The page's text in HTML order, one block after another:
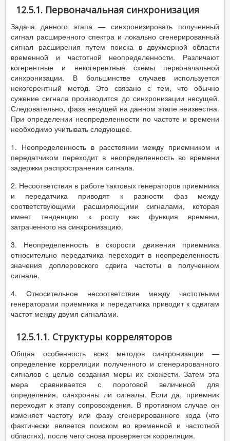
12.5.1. Первоначальная синхронизация
Задача данного этапа — синхронизировать полученный
сигнал расширенного спектра и локально сгенерированный
сигнал расширения путем поиска в двухмерной области
временной и частотной неопределенности. Различают
когерентные и некогерентные схемы первоначальной
синхронизации. В большинстве случаев используется
некогерентный метод. Это связано с тем, что обычно
сужение сигнала производится до синхронизации несущей.
Следовательно, фаза несущей на данном этапе неизвестна.
При определении неопределенности по частоте и времени
необходимо учитывать следующее.
1. Неопределенность в расстоянии между приемником и
передатчиком переходит в неопределенность во времени
задержки распространения сигнала.
2. Несоответствия в работе тактовых генераторов приемника
и передатчика приводят к разности фаз между
соответствующими расширяющими сигналами, которая
имеет тенденцию к росту как функция времени,
затраченного на синхронизацию.
3. Неопределенность в скорости движения приемника
относительно передатчика переходит в неопределенность
значения доплеровского сдвига частоты в полученном
сигнале.
4. Относительное несоответствие между частотными
генераторами приемника и передатчика приводит к сдвигам
частот между двумя сигналами.
12.5.1.1. Структуры корреляторов
Общая особенность всех методов синхронизации —
определение корреляции полученного и сгенерированного
сигналов с целью создания меры их схожести. Затем эта
мера сравнивается с пороговой величиной для
определения, синхронны ли сигналы. Если да, приемник
переходит к этапу сопровождения. В противном случае он
изменяет частоту или фазу сгенерированного кода (что
фактически является поиском во временной и частотной
областях), после чего снова проверяется корреляция.